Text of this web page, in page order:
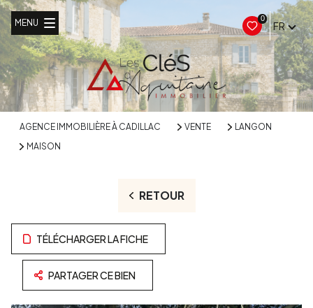
0
FR
MENU
AGENCE IMMOBILIÈRE À CADILLAC VENTE
LANGON
MAISON
RETOUR
TÉLÉCHARGER LA FICHE
PARTAGER CE BIEN